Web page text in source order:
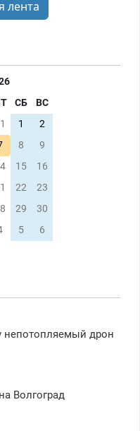
лента
СБ
ВС
1
2
8
9
15
16
22
23
29
30
5 6
непотопляемый дрон
Волгоград